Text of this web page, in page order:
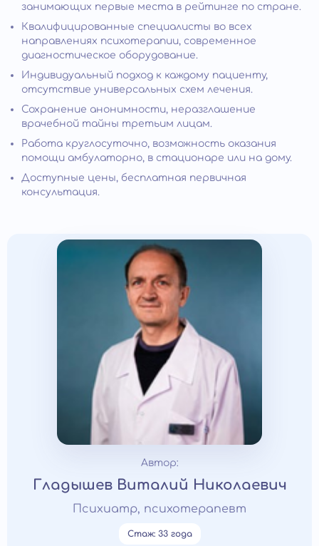
занимающих первые места в рейтинге по стране.
Квалифицированные специалисты во всех
направлениях психотерапии, современное
диагностическое оборудование.
Индивидуальный подход к каждому пациенту,
отсутствие универсальных схем лечения.
Сохранение анонимности, неразглашение
врачебной тайны третьим лицам.
Работа круглосуточно, возможность оказания
помощи амбулаторно, в стационаре или на дому.
Доступные цены, бесплатная первичная
консультация.
Автор:
Гладышев Виталий Николаевич
Психиатр, психотерапевт
Стаж: 33 года